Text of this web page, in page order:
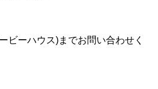
ビーハウス)までお問い合わせく